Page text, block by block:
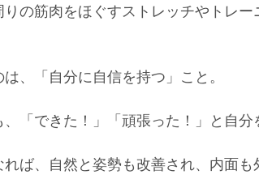
の筋肉をほぐすストレッチやトレー
、「自分に自信を持つ」こと。
「できた！」「頑張った！」と自分
ば、自然と姿勢も改善され、内面